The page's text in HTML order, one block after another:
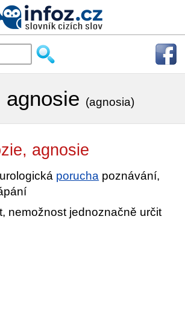
agnosie (agnosia)
agnosie
porucha poznávání,
nemožnost jednoznačně určit